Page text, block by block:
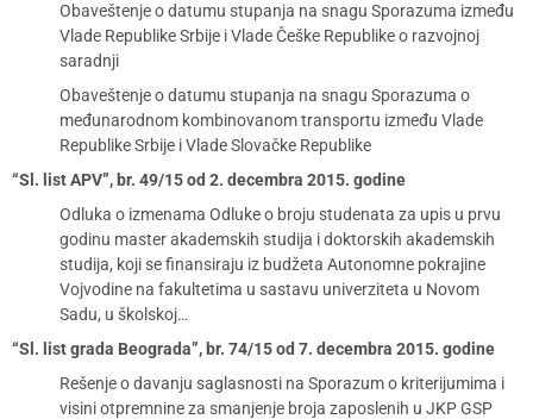
Obaveštenje o datumu stupanja na snagu Sporazuma između
Vlade Republike Srbije i Vlade Češke Republike o razvojnoj
saradnji
Obaveštenje o datumu stupanja na snagu Sporazuma o
međunarodnom kombinovanom transportu između Vlade
Republike Srbije i Vlade Slovačke Republike
“Sl. list APV”, br. 49/15 od 2. decembra 2015. godine
Odluka o izmenama Odluke o broju studenata za upis u prvu
godinu master akademskih studija i doktorskih akademskih
studija, koji se finansiraju iz budžeta Autonomne pokrajine
Vojvodine na fakultetima u sastavu univerziteta u Novom
Sadu, u školskoj…
“Sl. list grada Beograda”, br. 74/15 od 7. decembra 2015. godine
Rešenje o davanju saglasnosti na Sporazum o kriterijumima i
visini otpremnine za smanjenje broja zaposlenih u JKP GSP